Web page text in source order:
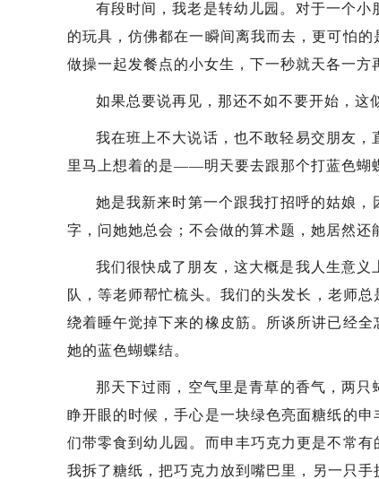
有段时间，我老是转幼儿园。对于一个
的玩具，仿佛都在一瞬间离我而去，更可怕
做操一起发餐点的小女生，下一秒就天各一方
如果总要说再见，那还不如不要开始，这
我在班上不大说话，也不敢轻易交朋友
里马上想着的是——明天要去跟那个打蓝色蝴
她是我新来时第一个跟我打招呼的姑娘
字，问她她总会；不会做的算术题，她居然还
我们很快成了朋友，这大概是我人生意
队，等老师帮忙梳头。我们的头发长，老师
绕着睡午觉掉下来的橡皮筋。所谈所讲已经
她的蓝色蝴蝶结。
那天下过雨，空气里是青草的香气，两
睁开眼的时候，手心是一块绿色亮面糖纸的
们带零食到幼儿园。而申丰巧克力更是不常
我拆了糖纸，把巧克力放到嘴巴里，另一只